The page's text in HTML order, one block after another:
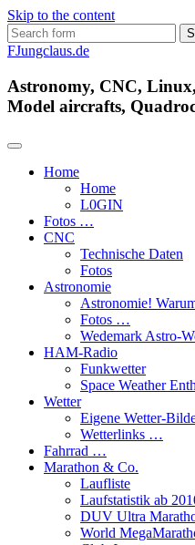
Skip to the content
Search
for:
FJungclaus.de
Astronomy, CNC,
Model aircrafts,
Home
Home
L​0​​GIN
Fotos …
CNC
Technische Daten
Fotos
Astronomie
Astronomie!
Fotos …
Wedemark Astro-
HAM-Radio
Funkwetter
Space Weather
Wetter
Eigene Wetter-
Wetterlinks …
Fahrrad …
Marathon & Co.
Laufliste
Laufstatistik ab
DUV Ultra
World